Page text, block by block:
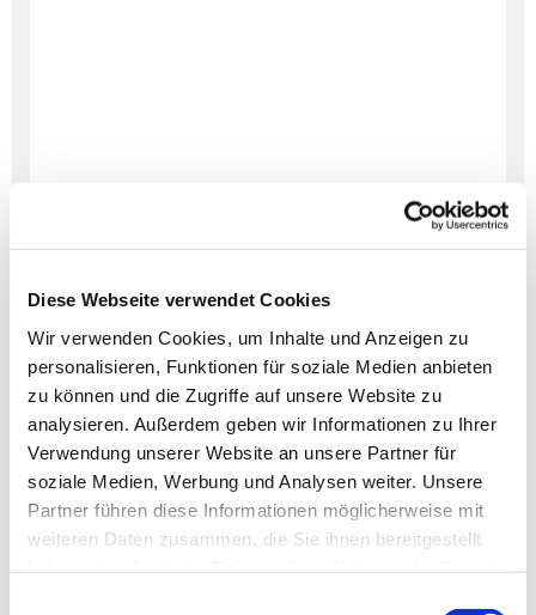
Diese Webseite verwendet Cookies
Wir verwenden Cookies, um Inhalte und Anzeigen zu
personalisieren, Funktionen für soziale Medien anbieten
zu können und die Zugriffe auf unsere Website zu
analysieren. Außerdem geben wir Informationen zu Ihrer
Verwendung unserer Website an unsere Partner für
soziale Medien, Werbung und Analysen weiter. Unsere
Partner führen diese Informationen möglicherweise mit
weiteren Daten zusammen, die Sie ihnen bereitgestellt
Dies könnte Sie auch
interessieren